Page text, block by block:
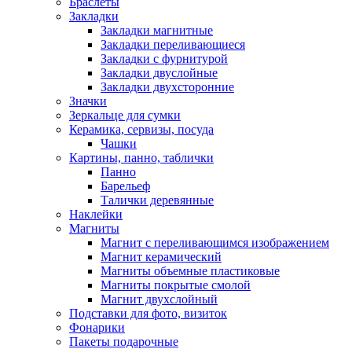
Закладки
Закладки магнитные
Закладки переливающиеся
Закладки с фурнитурой
Закладки двуслойные
Закладки двухсторонние
Значки
Зеркальце для сумки
Керамика, сервизы, посуда
Чашки
Картины, панно, таблички
Панно
Барельеф
Талички деревянные
Наклейки
Магниты
Магнит с переливающимся изображением
Магнит керамический
Магниты объемные пластиковые
Магниты покрытые смолой
Магнит двухслойный
Подставки для фото, визиток
Фонарики
Пакеты подарочные